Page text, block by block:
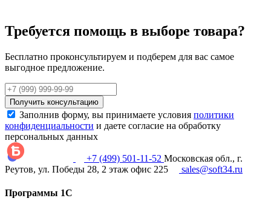
Требуется помощь в выборе товара?
Бесплатно проконсультируем и подберем для вас самое
выгодное предложение.
Получить консультацию
Заполнив форму, вы принимаете условия политики
конфиденциальности и даете согласие на обработку
персональных данных
+7 (499) 501-11-52 Московская обл., г.
Реутов, ул. Победы 28, 2 этаж офис 225
sales@soft34.ru
Программы 1С